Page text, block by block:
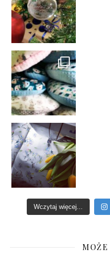
Wczytaj więcej...
MOŻE